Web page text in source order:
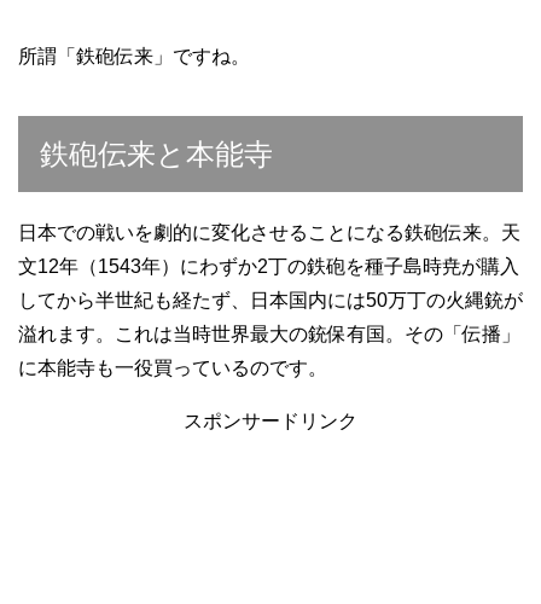
所謂「鉄砲伝来」ですね。
鉄砲伝来と本能寺
日本での戦いを劇的に変化させることになる鉄砲伝来。天
文12年（1543年）にわずか2丁の鉄砲を種子島時尭が購入
してから半世紀も経たず、日本国内には50万丁の火縄銃が
溢れます。これは当時世界最大の銃保有国。その「伝播」
に本能寺も一役買っているのです。
スポンサードリンク